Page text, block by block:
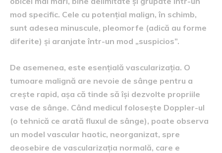
mod specific. Cele cu potențial malign, în schimb,
sunt adesea minuscule, pleomorfe (adică au forme
diferite) și aranjate într-un mod „suspicios”.
De asemenea, este esențială vascularizația. O
tumoare malignă are nevoie de sânge pentru a
crește rapid, așa că tinde să își dezvolte propriile
vase de sânge. Când medicul folosește Doppler-ul
(o tehnică ce arată fluxul de sânge), poate observa
un model vascular haotic, neorganizat, spre
deosebire de vascularizația normală, care e